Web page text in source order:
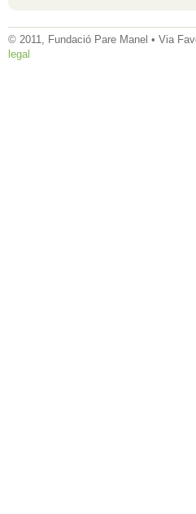
© 2011, Fundació Pare Manel • Via
legal